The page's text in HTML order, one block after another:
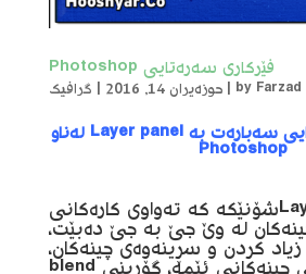
فێرکاری سەرەتایی Photoshop
by Farzad
|حوزەیران 14, 2016 | گرافیک
فێرکاری سەرەتایی سەبارەت بە Layer panel لەناو
Photoshop
Layer panelشۆنێکە کە تەواوی کارەکانی
لە وێ جێ بە جێ دەبێت،
کردن و سڕینەوەی چینەکان،